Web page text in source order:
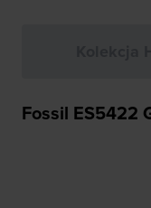
Fossil ES5422